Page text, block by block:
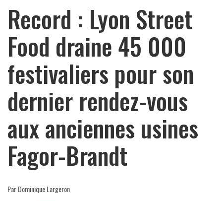
Record : Lyon Street
Food draine 45 000
festivaliers pour son
dernier rendez-vous
aux anciennes usines
Fagor-Brandt
Par Dominique Largeron